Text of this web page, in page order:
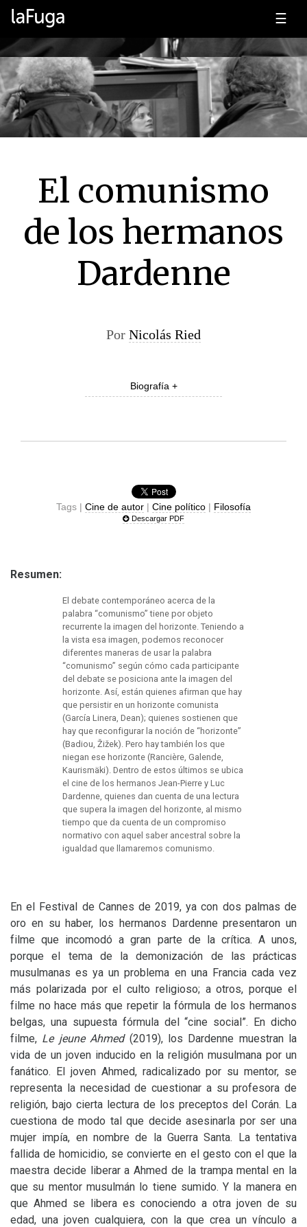
☰
El comunismo
de los hermanos
Dardenne
Por Nicolás Ried
Biografía +
Tags | Cine de autor | Cine político | Filosofía
Descargar PDF
Resumen:
El debate contemporáneo acerca de la
palabra “comunismo” tiene por objeto
recurrente la imagen del horizonte. Teniendo a
la vista esa imagen, podemos reconocer
diferentes maneras de usar la palabra
“comunismo” según cómo cada participante
del debate se posiciona ante la imagen del
horizonte. Así, están quienes afirman que hay
que persistir en un horizonte comunista
(García Linera, Dean); quienes sostienen que
hay que reconfigurar la noción de “horizonte”
(Badiou, Žižek). Pero hay también los que
niegan ese horizonte (Rancière, Galende,
Kaurismäki). Dentro de estos últimos se ubica
el cine de los hermanos Jean-Pierre y Luc
Dardenne, quienes dan cuenta de una lectura
que supera la imagen del horizonte, al mismo
tiempo que da cuenta de un compromiso
normativo con aquel saber ancestral sobre la
igualdad que llamaremos comunismo.
En el Festival de Cannes de 2019, ya con dos palmas de
oro en su haber, los hermanos Dardenne presentaron un
filme que incomodó a gran parte de la crítica. A unos,
porque el tema de la demonización de las prácticas
musulmanas es ya un problema en una Francia cada vez
más polarizada por el culto religioso; a otros, porque el
filme no hace más que repetir la fórmula de los hermanos
belgas, una supuesta fórmula del “cine social”. En dicho
filme, Le jeune Ahmed(2019), los Dardenne muestran la
vida de un joven inducido en la religión musulmana por un
fanático. El joven Ahmed, radicalizado por su mentor, se
representa la necesidad de cuestionar a su profesora de
religión, bajo cierta lectura de los preceptos del Corán. La
cuestiona de modo tal que decide asesinarla por ser una
mujer impía, en nombre de la Guerra Santa. La tentativa
fallida de homicidio, se convierte en el gesto con el que la
maestra decide liberar a Ahmed de la trampa mental en la
que su mentor musulmán lo tiene sumido. Y la manera en
que Ahmed se libera es conociendo a otra joven de su
edad, una joven cualquiera, con la que crea un vínculo a